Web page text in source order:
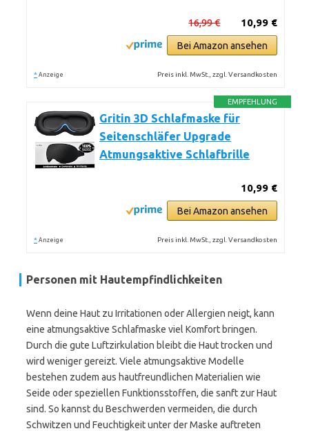
10,99 €
16,99 €
Bei Amazon ansehen
* Anzeige Preis inkl. MwSt., zzgl. Versandkosten
EMPFEHLUNG
Gritin 3D Schlafmaske für
Seitenschläfer Upgrade
Atmungsaktive Schlafbrille
10,99 €
Bei Amazon ansehen
* Anzeige Preis inkl. MwSt., zzgl. Versandkosten
Personen mit Hautempfindlichkeiten
Wenn deine Haut zu Irritationen oder Allergien neigt, kann
eine atmungsaktive Schlafmaske viel Komfort bringen.
Durch die gute Luftzirkulation bleibt die Haut trocken und
wird weniger gereizt. Viele atmungsaktive Modelle
bestehen zudem aus hautfreundlichen Materialien wie
Seide oder speziellen Funktionsstoffen, die sanft zur Haut
sind. So kannst du Beschwerden vermeiden, die durch
Schwitzen und Feuchtigkeit unter der Maske auftreten